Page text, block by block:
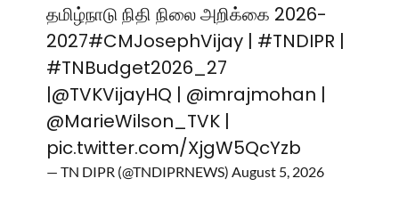
தமிழ்நாடு நிதி நிலை அறிக்கை 2026-
2027#CMJosephVijay | #TNDIPR |
#TNBudget2026_27
|@TVKVijayHQ | @imrajmohan |
@MarieWilson_TVK |
pic.twitter.com/XjgW5QcYzb
— TN DIPR (@TNDIPRNEWS) August 5, 2026